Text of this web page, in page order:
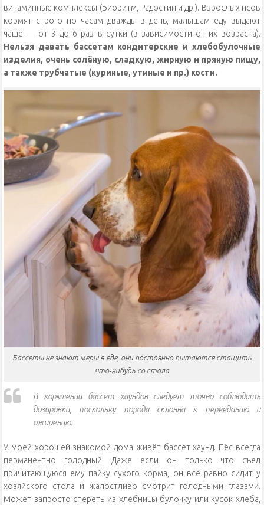
витаминные комплексы (Биоритм, Радостин и др.). Взрослых псов
кормят строго по часам дважды в день, малышам еду выдают
чаще — от 3 до 6 раз в сутки (в зависимости от их возраста).
Нельзя давать бассетам кондитерские и хлебобулочные
изделия, очень солёную, сладкую, жирную и пряную пищу,
а также трубчатые (куриные, утиные и пр.) кости.
Бассеты не знают меры в еде, они постоянно пытаются стащить
что-нибудь со стола
В кормлении бассет хаундов следует точно соблюдать
дозировки, поскольку порода склонна к перееданию и
ожирению.
У моей хорошей знакомой дома живёт бассет хаунд. Пёс всегда
перманентно голодный. Даже если он только что съел
причитающуюся ему пайку сухого корма, он всё равно сидит у
хозяйского стола и жалостливо смотрит голодными глазами.
Может запросто спереть из хлебницы булочку или кусок хлеба,